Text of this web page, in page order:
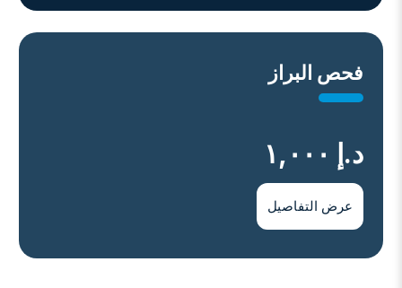
ﻓﺤﺺ اﻟﺒﺮاز
د.إ ١,٠٠٠
عرض التفاصيل